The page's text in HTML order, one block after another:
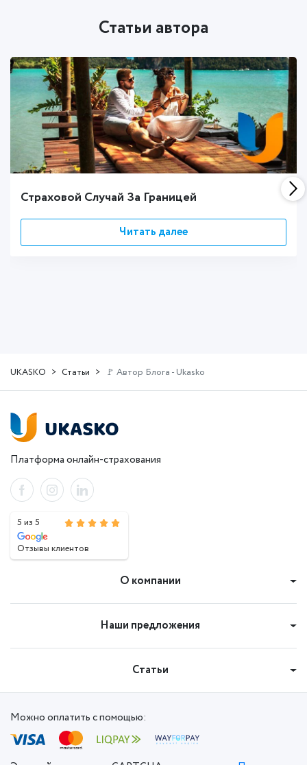
Статьи автора
Страховой Случай За Границей
Читать далее
UKASKO Статьи 🚩 Автор Блога - Ukasko
Платформа онлайн-страхования
5 из 5
Отзывы клиентов
О компании
Наши предложения
Статьи
Можно оплатить с помощью: